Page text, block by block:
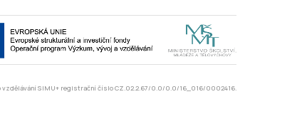
vzdělávání SIMU+ registrační číslo CZ.02.2.67/0.0/0.0/16_016/0002416.